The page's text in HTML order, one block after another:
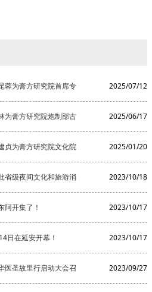
蓉为膏方研究院首席专 2025/07/12
为膏方研究院炮制部古 2025/06/17
贞为膏方研究院文化院 2025/01/20
省级夜间文化和旅游消 2023/10/18
阿开集了！ 2023/10/17
日在延安开幕！ 2023/10/17
医圣故里行启动大会召 2023/09/27